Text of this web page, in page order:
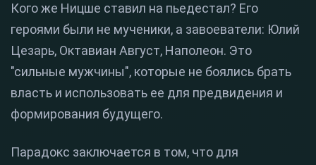
Кого же Ницше ставил на пьедестал? Его
героями были не мученики, а завоеватели: Юлий
Цезарь, Октавиан Август, Наполеон. Это
"сильные мужчины", которые не боялись брать
власть и использовать ее для предвидения и
формирования будущего.
Парадокс заключается в том, что для